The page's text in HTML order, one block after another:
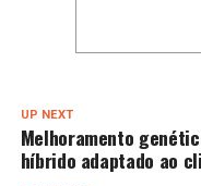
UP NEXT
Melhoramento
híbrido adaptado ao